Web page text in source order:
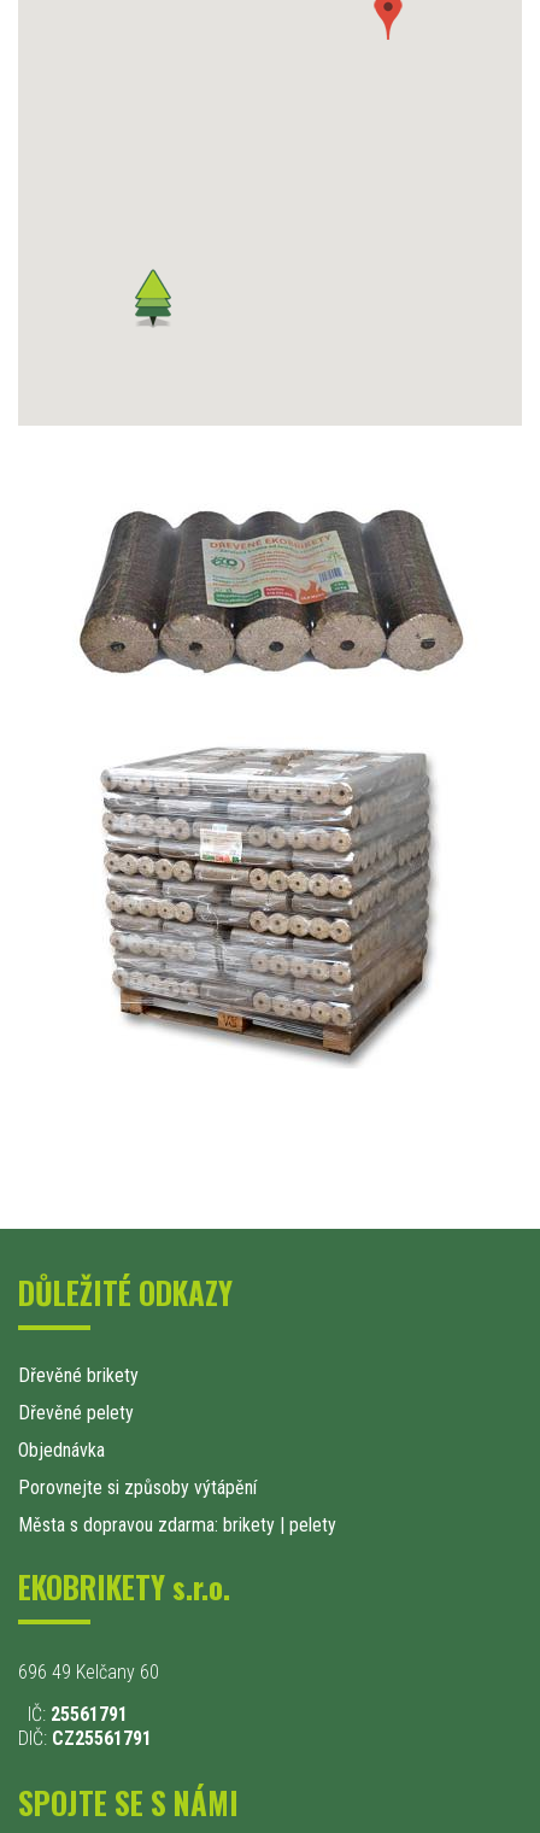
DŮLEŽITÉ ODKAZY
Dřevěné brikety
Dřevěné pelety
Objednávka
Porovnejte si způsoby výtápění
Města s dopravou zdarma: brikety | pelety
EKOBRIKETY s.r.o.
696 49 Kelčany 60
IČ: 25561791
DIČ: CZ25561791
SPOJTE SE S NÁMI